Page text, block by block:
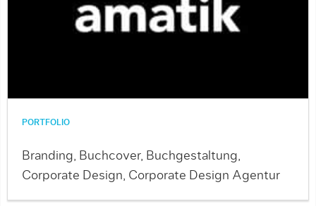
PORTFOLIO
Branding, Buchcover, Buchgestaltung,
Corporate Design, Corporate Design Agentur